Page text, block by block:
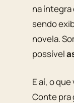
na
sendo
novela.
possível
E aí, o
Conte pra